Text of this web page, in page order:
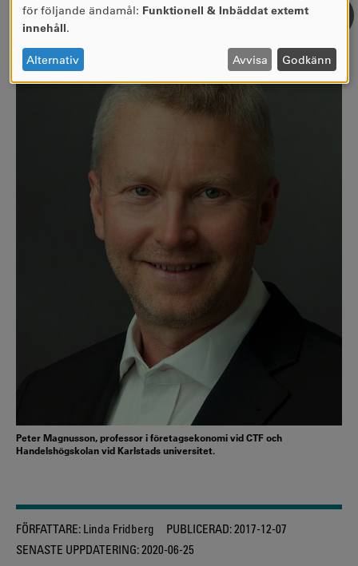
Peter Magnusson, professor i företagsekonomi vid CTF och
Handelshögskolan vid Karlstads universitet.
FÖRFATTARE: Linda Fridberg PUBLICERAD:2017-12-07
SENASTE UPPDATERING:2020-06-25
AV
OCH
COOKIES
för följande ändamål: Funktionell & Inbäddat externt
innehåll.
Alternativ Avvisa Godkänn